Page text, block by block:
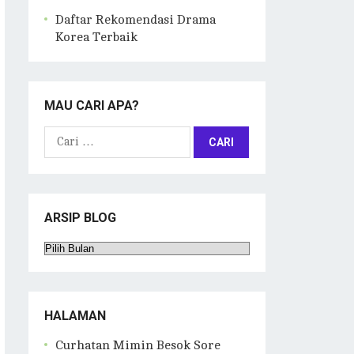
Daftar Rekomendasi Drama
Korea Terbaik
MAU CARI APA?
Cari
ARSIP BLOG
Arsip
HALAMAN
Curhatan Mimin Besok Sore